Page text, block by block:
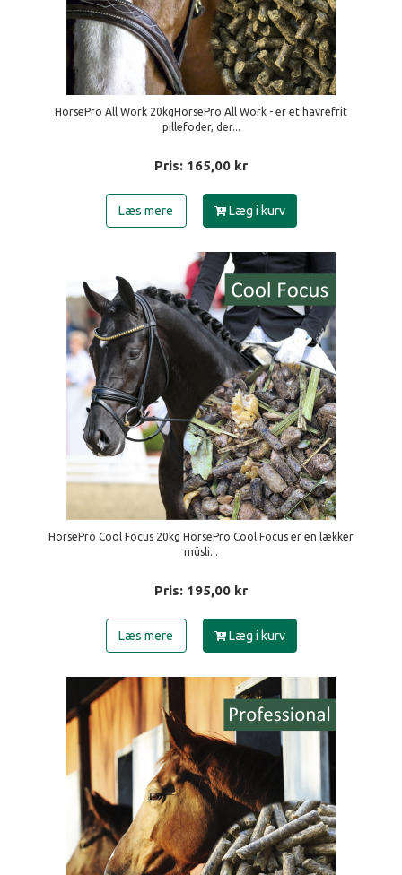
HorsePro All Work 20kgHorsePro All Work - er et havrefrit
pillefoder, der...
Pris: 165,00 kr
Læs mere Læg i kurv
HorsePro Cool Focus 20kg HorsePro Cool Focus er en lækker
müsli...
Pris: 195,00 kr
Læs mere Læg i kurv